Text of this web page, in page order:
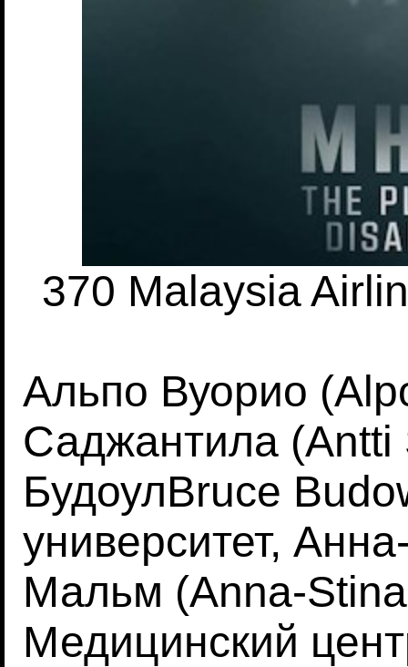
370 Malaysia
Альпо Вуорио
Саджантила
БудоулBruce
университет,
Мальм (Anna-
Медицинский